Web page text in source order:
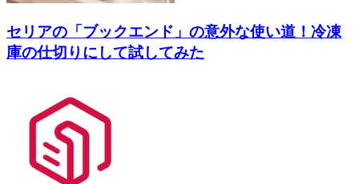
セリアの「ブックエンド」の意外な使い道！冷凍
庫の仕切りにして試してみた